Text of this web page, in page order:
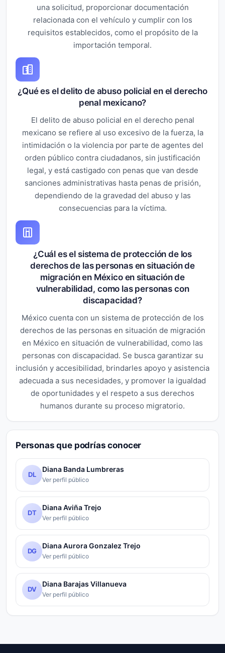
una solicitud, proporcionar documentación
relacionada con el vehículo y cumplir con los
requisitos establecidos, como el propósito de la
importación temporal.
¿Qué es el delito de abuso policial en el derecho
penal mexicano?
El delito de abuso policial en el derecho penal
mexicano se refiere al uso excesivo de la fuerza, la
intimidación o la violencia por parte de agentes del
orden público contra ciudadanos, sin justificación
legal, y está castigado con penas que van desde
sanciones administrativas hasta penas de prisión,
dependiendo de la gravedad del abuso y las
consecuencias para la víctima.
¿Cuál es el sistema de protección de los
derechos de las personas en situación de
migración en México en situación de
vulnerabilidad, como las personas con
discapacidad?
México cuenta con un sistema de protección de los
derechos de las personas en situación de migración
en México en situación de vulnerabilidad, como las
personas con discapacidad. Se busca garantizar su
inclusión y accesibilidad, brindarles apoyo y asistencia
adecuada a sus necesidades, y promover la igualdad
de oportunidades y el respeto a sus derechos
humanos durante su proceso migratorio.
Personas que podrías conocer
DL
Diana Banda Lumbreras
Ver perfil público
DT
Diana Aviña Trejo
Ver perfil público
DG
Diana Aurora Gonzalez Trejo
Ver perfil público
DV
Diana Barajas Villanueva
Ver perfil público